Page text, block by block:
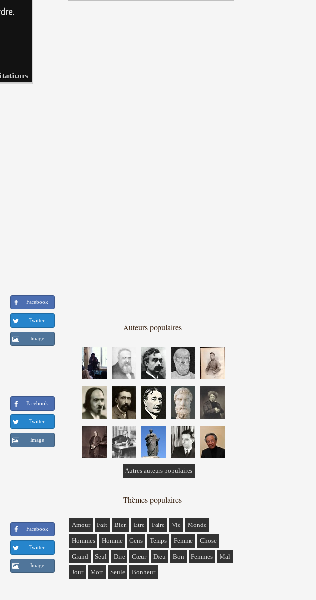
Facebook
Twitter
Image
Facebook
Twitter
Image
Facebook
Twitter
Image
Auteurs populaires
Autres auteurs populaires
Thèmes populaires
Amour Fait Bien Etre Faire Vie Monde
Hommes Homme Gens Temps Femme Chose
Grand Seul Dire Cœur Dieu Bon Femmes Mal
Jour Mort Seule Bonheur